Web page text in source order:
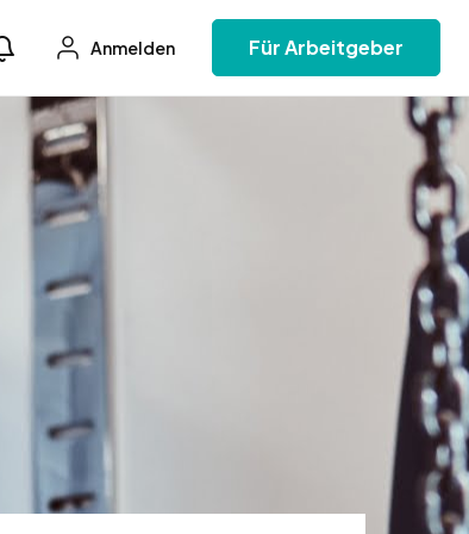
Anmelden Für Arbeitgeber